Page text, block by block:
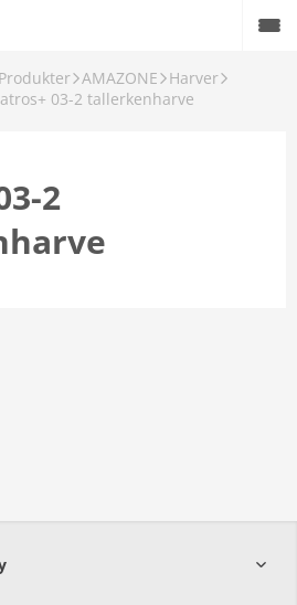
Produkter AMAZONE
Harver
03-2 tallerkenharve
2